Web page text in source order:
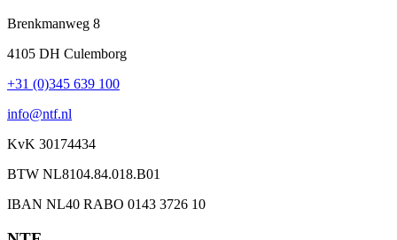
Brenkmanweg 8
4105 DH Culemborg
+31 (0)345 639 100
info@ntf.nl
KvK 30174434
BTW NL8104.84.018.B01
IBAN NL40 RABO 0143 3726 10